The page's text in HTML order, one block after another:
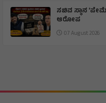
ಸಚಿವ ಸ್ಥಾನ
ಆರೋಪ
07 August 2026